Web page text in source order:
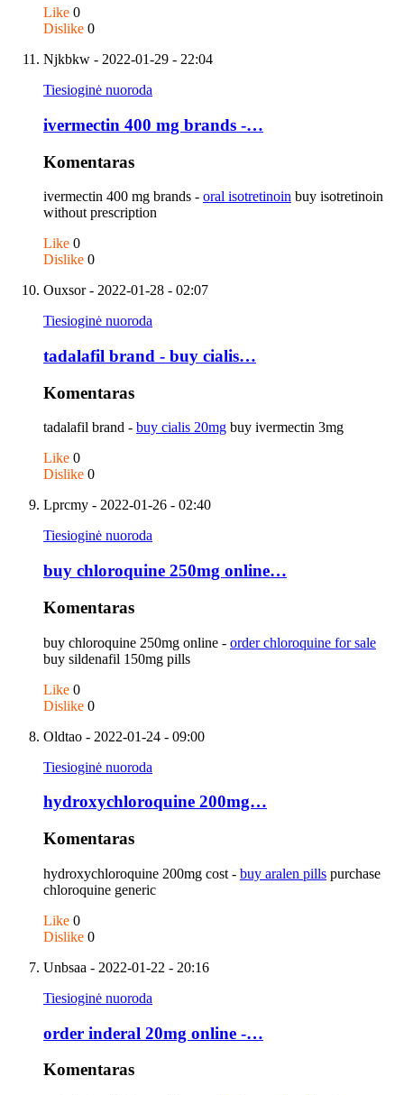
Like 0
Dislike 0
Njkbkw - 2022-01-29 - 22:04
Tiesioginė nuoroda
ivermectin 400 mg brands -…
Komentaras
ivermectin 400 mg brands - oral isotretinoin buy isotretinoin
without prescription
Like 0
Dislike 0
Ouxsor- 2022-01-28 - 02:07
Tiesioginė nuoroda
tadalafil brand - buy cialis…
Komentaras
tadalafil brand - buy cialis 20mg buy ivermectin 3mg
Like 0
Dislike 0
Lprcmy - 2022-01-26 - 02:40
Tiesioginė nuoroda
buy chloroquine 250mg online…
Komentaras
buy chloroquine 250mg online - order chloroquine for sale
buy sildenafil 150mg pills
Like 0
Dislike 0
Oldtao - 2022-01-24 - 09:00
Tiesioginė nuoroda
hydroxychloroquine 200mg…
Komentaras
hydroxychloroquine 200mg cost - buy aralen pills purchase
chloroquine generic
Like 0
Dislike 0
Unbsaa - 2022-01-22 - 20:16
Tiesioginė nuoroda
order inderal 20mg online -…
Komentaras